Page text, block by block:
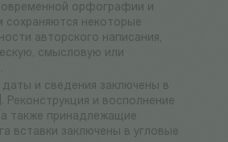
орфографии и
сохраняются некоторые
авторского написания,
смысловую или
и сведения заключены в
Реконструкция и восполнение
также принадлежащие
вставки заключены в угловые